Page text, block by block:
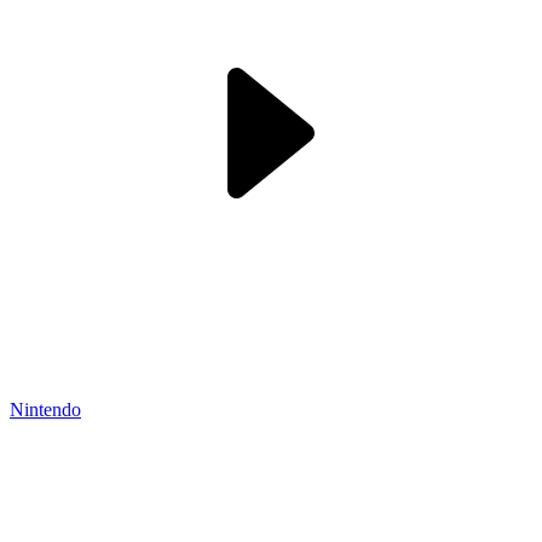
Nintendo